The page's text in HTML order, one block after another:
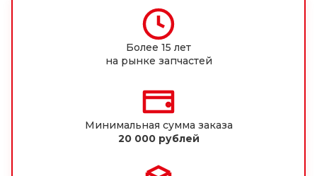
Более 15 лет
на рынке запчастей
Минимальная сумма заказа
20 000 рублей